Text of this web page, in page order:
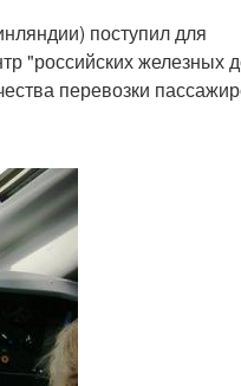
поступил для
"российских железных
перевозки